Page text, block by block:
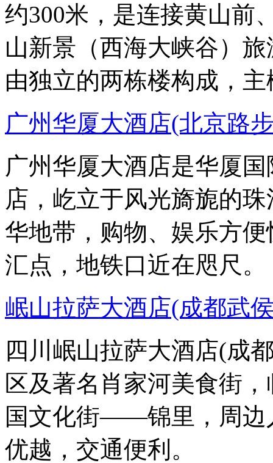
约300米，是连接黄山前
山新景（西海大峡谷）
由独立的两栋楼构成，
广州华厦大酒店(北京路
广州华厦大酒店是华厦
店，屹立于风光旖旎的
华地带，购物、娱乐方
汇点，地铁口近在咫尺。
岷山拉萨大酒店(成都武
四川岷山拉萨大酒店(成
区及著名肖家河美食街
国文化街——锦里，周边
优越，交通便利。